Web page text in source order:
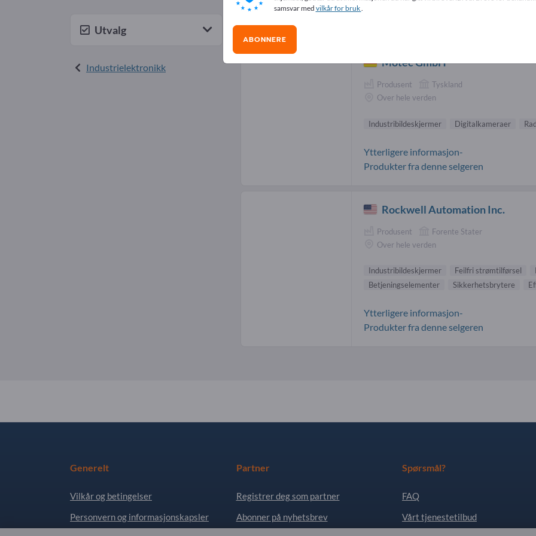
Utvalg
Industrielektronikk
Industribildeskjermer-leverandører (2)
Motec GmbH
Produsent
Tyskland
Over hele verden
Industribildeskjermer Digitalkameraer
Ytterligere informasjon-
Produkter fra denne selgeren
Rockwell Automation Inc.
Produsent
Forente Stater
Over hele verden
Industribildeskjermer Feilfri strømtilførsel
Betjeningselementer
Sikkerhetsbrytere
Ytterligere informasjon-
Produkter fra denne selgeren
Generelt
Vilkår og betingelser
Personvern og informasjonskapsler
Partner
Registrer deg som partner
Abonner på nyhetsbrev
Spørsmål?
FAQ
Vårt tjenestetilbud
samsvar med vilkår for bruk.
ABONNERE